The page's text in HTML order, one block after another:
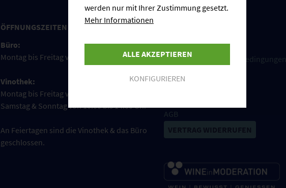
ÖFFNUNGSZEITEN
Büro:
Montag bis Freitag von 08:00 bis 17:00 Uhr
Vinothek:
Montag bis Freitag von 09:00 bis 18:00 Uhr
Samstag & Sonntag von 10:00 bis 14:00 Uhr
An Feiertagen sind die Vinothek & das Büro
geschlossen.
Cookie-Einstellungen
Versand und Zahlungsbedingungen
AGB
werden nur mit Ihrer Zustimmung gesetzt.
Mehr Informationen
ALLE AKZEPTIEREN
KONFIGURIEREN